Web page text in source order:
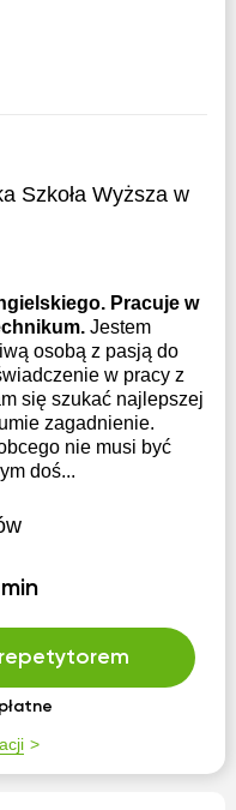
Szkoła Wyższa w
Pracuje w
Jestem
osobą z pasją do
w pracy z
się szukać najlepszej
zagadnienie.
nie musi być
doś...